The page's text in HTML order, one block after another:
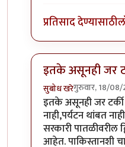
प्रतिसाद देण्यासाठी
इतके असूनही जर
सुबोध खरेगुरुवार, 18/08/
In reply toएक
इतके असूनही जर
नाही,पर्यटन थांबत
सरकारी पातळीवरील
आहेत. पाकिस्तानशी